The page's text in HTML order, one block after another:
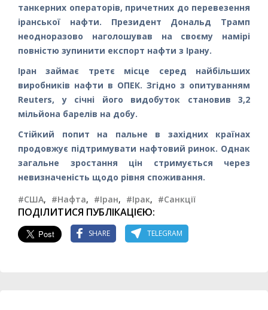
танкерних операторів, причетних до перевезення
іранської нафти. Президент Дональд Трамп
неодноразово наголошував на своєму намірі
повністю зупинити експорт нафти з Ірану.
Іран займає третє місце серед найбільших
виробників нафти в ОПЕК. Згідно з опитуванням
Reuters, у січні його видобуток становив 3,2
мільйона барелів на добу.
Стійкий попит на пальне в західних країнах
продовжує підтримувати нафтовий ринок. Однак
загальне зростання цін стримується через
невизначеність щодо рівня споживання.
#США, #Нафта, #Іран, #Ірак, #Санкції
ПОДІЛИТИСЯ ПУБЛІКАЦІЄЮ:
SHARE TELEGRAM